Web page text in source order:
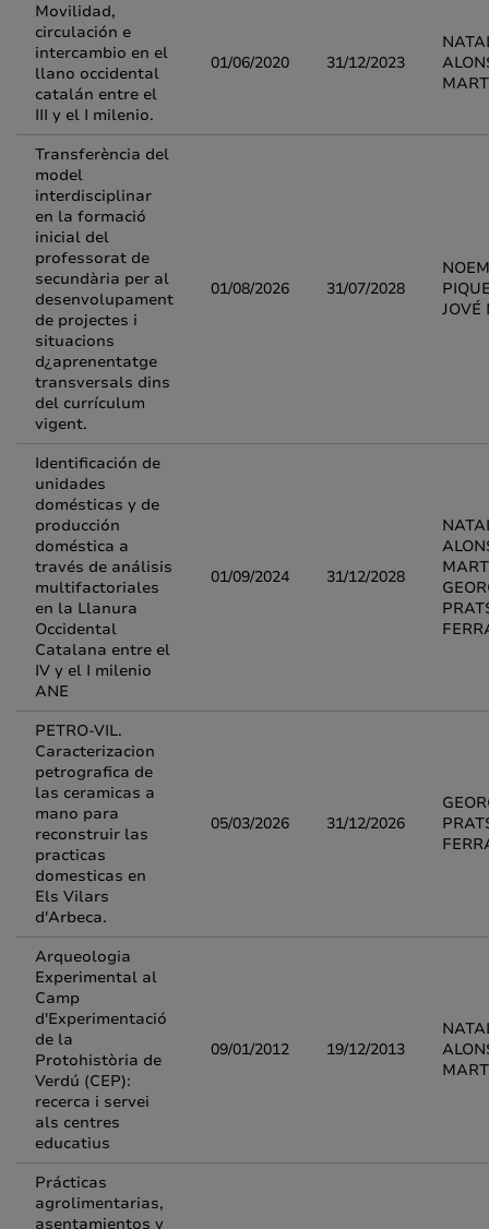
Movilidad,
circulación e
intercambio en el
llano occidental
catalán entre el
III y el I milenio.
01/06/2020 31/12/2023
Transferència del
model
interdisciplinar
en la formació
inicial del
professorat de
secundària per al
desenvolupament
de projectes i
situacions
d¿aprenentatge
transversals dins
del currículum
vigent.
01/08/2026 31/07/2028
JOVÉ
Identificación de
unidades
domésticas y de
producción
doméstica a
través de análisis
multifactoriales
en la Llanura
Occidental
Catalana entre el
IV y el I milenio
ANE
01/09/2024 31/12/2028
PETRO-VIL.
Caracterizacion
petrografica de
las ceramicas a
mano para
reconstruir las
practicas
domesticas en
Els Vilars
d'Arbeca.
05/03/2026 31/12/2026
Arqueologia
Experimental al
Camp
d'Experimentació
de la
Protohistòria de
Verdú (CEP):
recerca i servei
als centres
educatius
09/01/2012 19/12/2013
Prácticas
agrolimentarias,
asentamientos y